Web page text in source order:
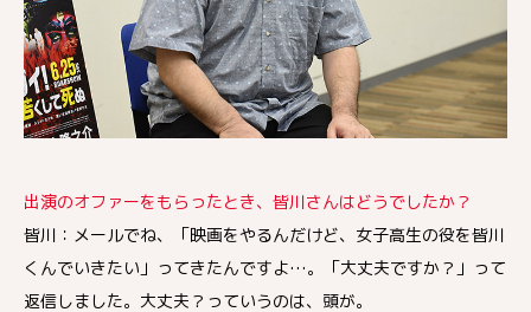
出演のオファーをもらったとき、皆川さんはどうでしたか？
皆川：メールでね、「映画をやるんだけど、女子高生の役を皆川
くんでいきたい」ってきたんですよ…。「大丈夫ですか？」って
返信しました。大丈夫？っていうのは、頭が。